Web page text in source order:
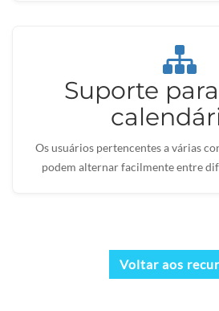
Suporte
Os usuários pertencentes a várias
podem alternar facilmente entre
Voltar aos